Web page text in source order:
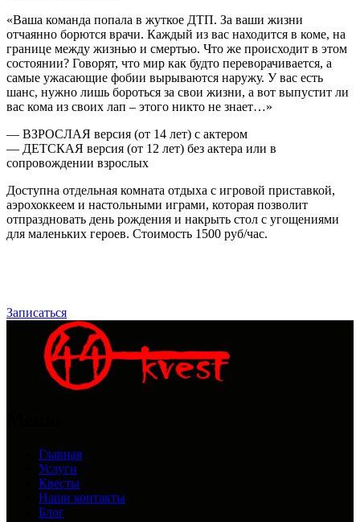
«Ваша команда попала в жуткое ДТП. За ваши жизни
отчаянно борются врачи. Каждый из вас находится в коме, на
границе между жизнью и смертью. Что же происходит в этом
состоянии? Говорят, что мир как будто переворачивается, а
самые ужасающие фобии вырываются наружу. У вас есть
шанс, нужно лишь бороться за свои жизни, а вот выпустит ли
вас кома из своих лап – этого никто не знает…»
— ВЗРОСЛАЯ версия (от 14 лет) с актером
— ДЕТСКАЯ версия (от 12 лет) без актера или в
сопровождении взрослых
Доступна отдельная комната отдыха с игровой приставкой,
аэрохоккеем и настольными играми, которая позволит
отпраздновать день рождения и накрыть стол с угощениями
для маленьких героев. Стоимость 1500 руб/час.
Записаться
Главная
Услуги
Квесты
Наши контакты
Блог